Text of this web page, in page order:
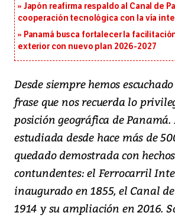
Japón reafirma respaldo al Canal de
cooperación tecnológica con la vía
Panamá busca fortalecer la
exterior con nuevo plan 2026-2027
Desde siempre hemos
frase que nos recuerda lo
posición geográfica de Panamá.
estudiada desde hace más de
quedado demostrada con
contundentes: el Ferrocarril
inaugurado en 1855, el Canal
1914 y su ampliación en 2016.